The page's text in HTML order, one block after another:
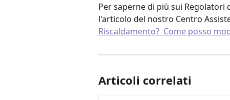
Per saperne di più sui
l'articolo del nostro Centro
Riscaldamento?  Come posso
Articoli correlati